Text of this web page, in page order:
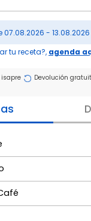
07.08.2026 - 13.08.2026
tu receta?, agenda
isapre Devolución